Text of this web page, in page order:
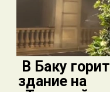
​ В Баку горит
здание на